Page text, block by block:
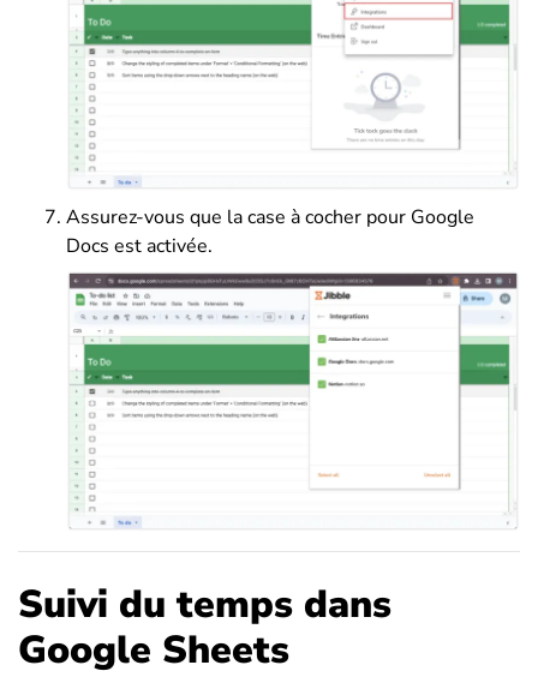
Assurez-vous que la case à cocher pour Google
Docs est activée.
Suivi du temps dans
Google Sheets